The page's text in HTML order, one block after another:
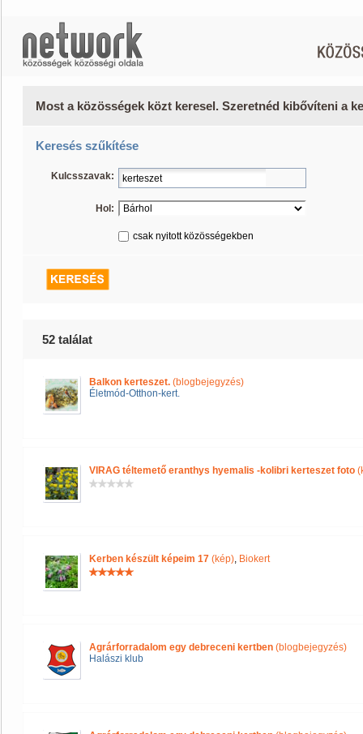
Most a közösségek közt keresel. Szeretnéd kibővíteni a
Keresés szűkítése
Kulcsszavak:
Hol:
csak nyitott közösségekben
52 találat
Balkon kerteszet. (blogbejegyzés)
Életmód-Otthon-kert.
VIRAG téltemető eranthys hyemalis -kolibri kerteszet foto
Kerben készült képeim 17 (kép), Biokert
Agrárforradalom egy debreceni kertben (blogbejegyzés)
Halászi klub